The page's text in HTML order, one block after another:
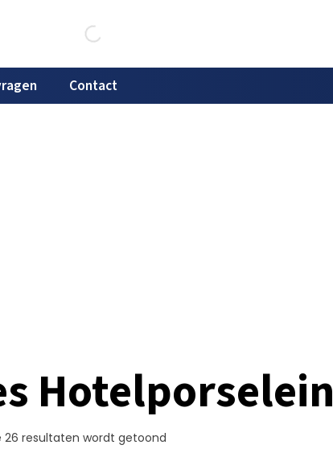
Contact
Hotelporselein
26 resultaten wordt getoond